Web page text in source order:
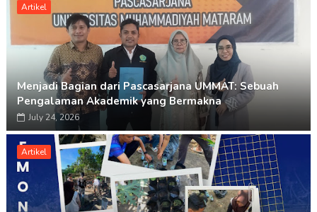
Artikel
Menjadi Bagian dari Pascasarjana UMMAT: Sebuah
Pengalaman Akademik yang Bermakna
July 24, 2026
Artikel